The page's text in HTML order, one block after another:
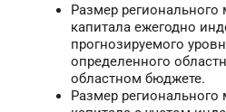
Размер регионального
капитала ежегодно
прогнозируемого
определенного
областном бюджете.
Размер регионального